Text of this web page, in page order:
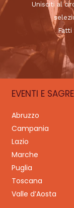
Unisciti al
Fatti
EVENTI E
Abruzzo
Campania
Lazio
Marche
Puglia
Toscana
Valle d’Aosta